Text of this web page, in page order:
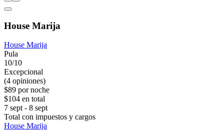
House Marija
House Marija
Pula
10/10
Excepcional
(4 opiniones)
$89 por noche
$104 en total
7 sept - 8 sept
Total con impuestos y cargos
House Marija